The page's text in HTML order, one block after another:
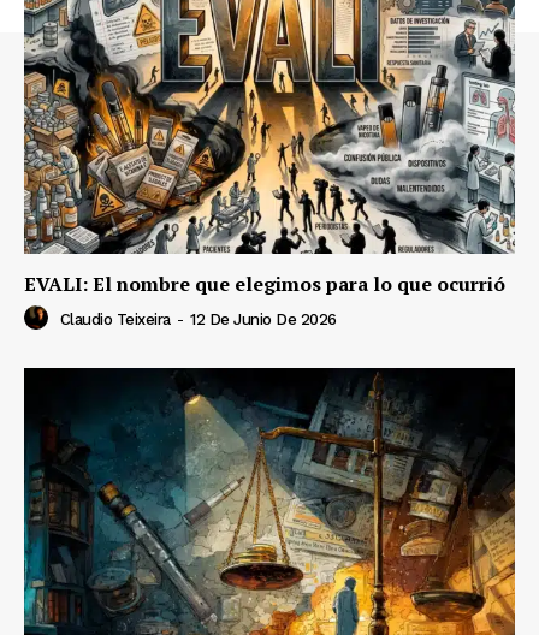
EVALI: El nombre que elegimos para lo que ocurrió
Claudio Teixeira - 12 De Junio De 2026